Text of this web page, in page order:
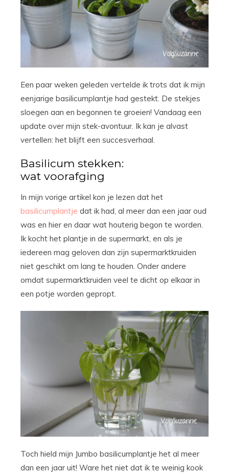
Een paar weken geleden vertelde ik trots dat ik mijn
eenjarige basilicumplantje had gestekt. De stekjes
sloegen aan en begonnen te groeien! Vandaag een
update over mijn stek-avontuur. Ik kan je alvast
vertellen: het blijft een succesverhaal.
Basilicum stekken:
wat voorafging
In mijn vorige artikel kon je lezen dat het
basilicumplantje dat ik had, al meer dan een jaar oud
was en hier en daar wat houterig begon te worden.
Ik kocht het plantje in de supermarkt, en als je
iedereen mag geloven dan zijn supermarktkruiden
niet geschikt om lang te houden. Onder andere
omdat supermarktkruiden veel te dicht op elkaar in
een potje worden gepropt.
Toch hield mijn Jumbo basilicumplantje het al meer
dan een jaar uit! Ware het niet dat ik te weinig kook